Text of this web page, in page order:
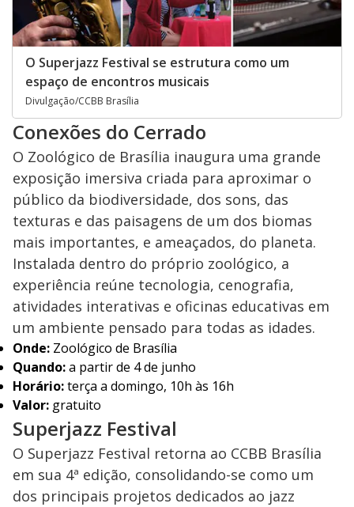
O Superjazz Festival se estrutura como um
espaço de encontros musicais
Divulgação/CCBB Brasília
Conexões do Cerrado
O Zoológico de Brasília inaugura uma grande
exposição imersiva criada para aproximar o
público da biodiversidade, dos sons, das
texturas e das paisagens de um dos biomas
mais importantes, e ameaçados, do planeta.
Instalada dentro do próprio zoológico, a
experiência reúne tecnologia, cenografia,
atividades interativas e oficinas educativas em
um ambiente pensado para todas as idades.
Onde: Zoológico de Brasília
Quando:a partir de 4 de junho
Horário:terça a domingo, 10h às 16h
Valor: gratuito
Superjazz Festival
O Superjazz Festival retorna ao CCBB Brasília
em sua 4ª edição, consolidando-se como um
dos principais projetos dedicados ao jazz